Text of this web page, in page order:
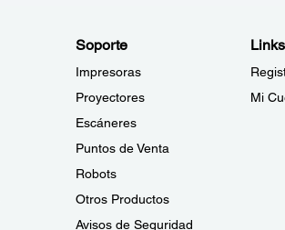
Soporte
Impresoras
Proyectores
Escáneres
Puntos de Venta
Robots
Otros Productos
Avisos de Seguridad
Mi